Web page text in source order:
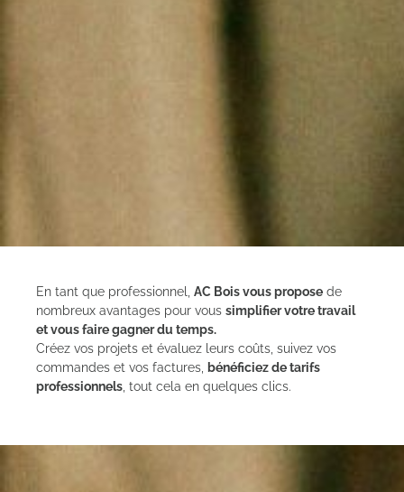
En tant que professionnel, AC Bois vous propose de
nombreux avantages pour vous simplifier votre travail
et vous faire gagner du temps.
Créez vos projets et évaluez leurs coûts, suivez vos
commandes et vos factures, bénéficiez de tarifs
professionnels , tout cela en quelques clics.